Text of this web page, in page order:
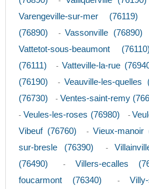
Varengeville-sur-mer (76119)
(76890)
- Vassonville (76890)
Vattetot-sous-beaumont (76110)
(76111)
- Vatteville-la-rue
(76190)
- Veauville-les-quelles
(76730)
- Ventes-saint-remy
- Veules-les-roses (76980) -
Vibeuf (76760) - Vieux-manoir
sur-bresle (76390)
-
(76490)
- Villers-ecalles
foucarmont (76340)
-